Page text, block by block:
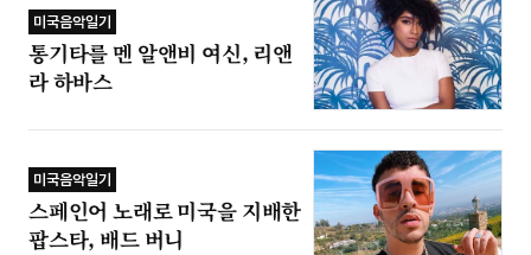
미국음악일기
통기타를 멘 알앤비 여신, 리앤
라 하바스
미국음악일기
스페인어 노래로 미국을 지배한
팝스타, 배드 버니